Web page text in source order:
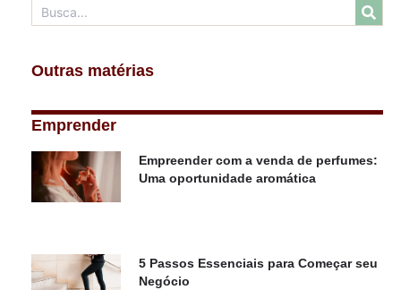
Outras matérias
Emprender
Empreender com a venda de perfumes:
Uma oportunidade aromática
5 Passos Essenciais para Começar seu
Negócio